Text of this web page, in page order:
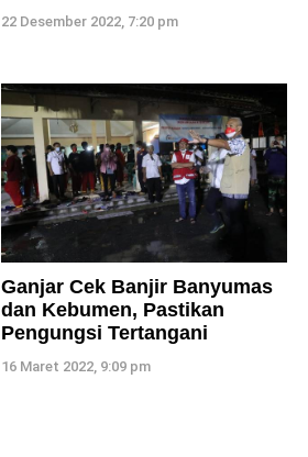
22 Desember 2022, 7:20 pm
Ganjar Cek Banjir Banyumas
dan Kebumen, Pastikan
Pengungsi Tertangani
16 Maret 2022, 9:09 pm